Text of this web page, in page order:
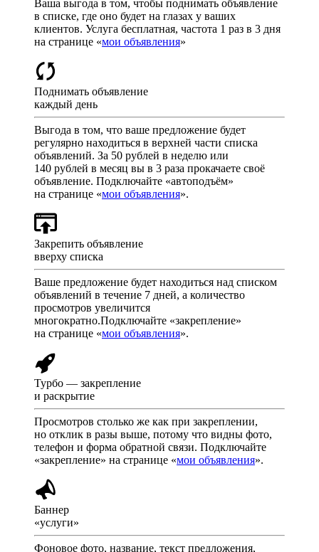
Ваша выгода в том, чтобы поднимать объявление
в списке, где оно будет на глазах у ваших
клиентов. Услуга бесплатная, частота 1 раз в 3 дня
на странице «мои объявления»
Поднимать объявление
каждый день
Выгода в том, что ваше предложение будет
регулярно находиться в верхней части списка
объявлений. За 50 рублей в неделю или
140 рублей в месяц вы в 3 раза прокачаете своё
объявление. Подключайте «автоподъём»
на странице «мои объявления».
Закрепить объявление
вверху списка
Ваше предложение будет находиться над списком
объявлений в течение 7 дней, а количество
просмотров увеличится
многократно.Подключайте «закрепление»
на странице «мои объявления».
Турбо — закрепление
и раскрытие
Просмотров столько же как при закреплении,
но отклик в разы выше, потому что видны фото,
телефон и форма обратной связи. Подключайте
«закрепление» на странице «мои объявления».
Баннер
«услуги»
Фоновое фото, название, текст предложения,